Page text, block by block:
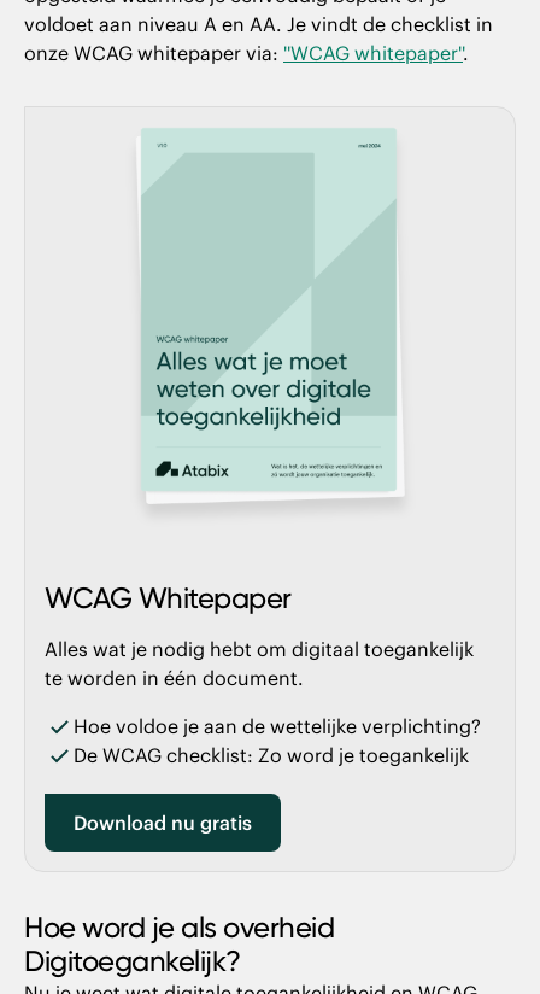
voldoet aan niveau A en AA. Je vindt de checklist in
onze WCAG whitepaper via: ''WCAG whitepaper''.
WCAG Whitepaper
Alles wat je nodig hebt om digitaal toegankelijk
te worden in één document.
Hoe voldoe je aan de wettelijke verplichting?
De WCAG checklist: Zo word je toegankelijk
Download nu gratis
Hoe word je als overheid
Digitoegankelijk?